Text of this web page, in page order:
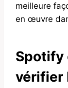
meilleure
en œuvre
Spotify
vérifier